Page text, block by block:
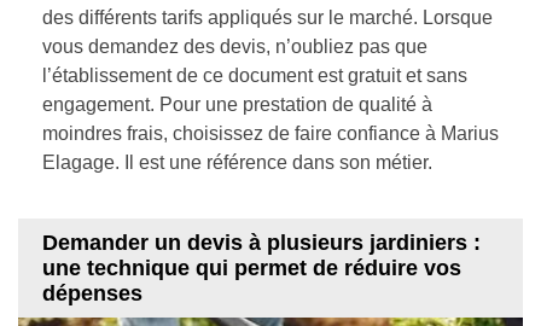
des différents tarifs appliqués sur le marché. Lorsque
vous demandez des devis, n’oubliez pas que
l’établissement de ce document est gratuit et sans
engagement. Pour une prestation de qualité à
moindres frais, choisissez de faire confiance à Marius
Elagage. Il est une référence dans son métier.
Demander un devis à plusieurs jardiniers :
une technique qui permet de réduire vos
dépenses